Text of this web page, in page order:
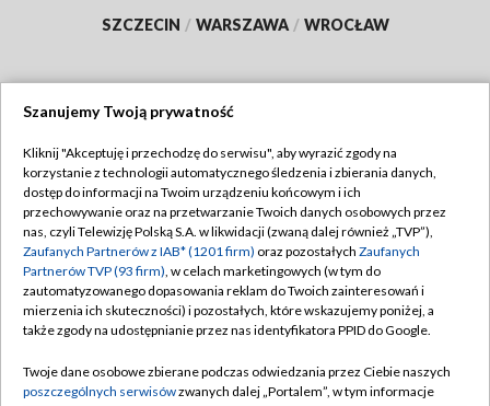
SZCZECIN / WARSZAWA / WROCŁAW
TVP
Abonament TVP
Emisja w TVP
Centrum informacji TVP
Naziemna Telewizja Cyfrowa
Rada Programowa
Regulamin TVP
Polityka prywatności
Moje zgody
Pomoc
Kontakt
Szanujemy Twoją prywatność
Kliknij "Akceptuję i przechodzę do serwisu", aby wyrazić zgody na
korzystanie z technologii automatycznego śledzenia i zbierania danych,
dostęp do informacji na Twoim urządzeniu końcowym i ich
przechowywanie oraz na przetwarzanie Twoich danych osobowych przez
nas, czyli Telewizję Polską S.A. w likwidacji (zwaną dalej również „TVP”),
Zaufanych Partnerów z IAB* (1201 firm) oraz pozostałych Zaufanych
Partnerów TVP (93 firm), w celach marketingowych (w tym do
zautomatyzowanego dopasowania reklam do Twoich zainteresowań i
mierzenia ich skuteczności) i pozostałych, które wskazujemy poniżej, a
także zgody na udostępnianie przez nas identyfikatora PPID do Google.
Twoje dane osobowe zbierane podczas odwiedzania przez Ciebie naszych
poszczególnych serwisówzwanych dalej „Portalem”, w tym informacje